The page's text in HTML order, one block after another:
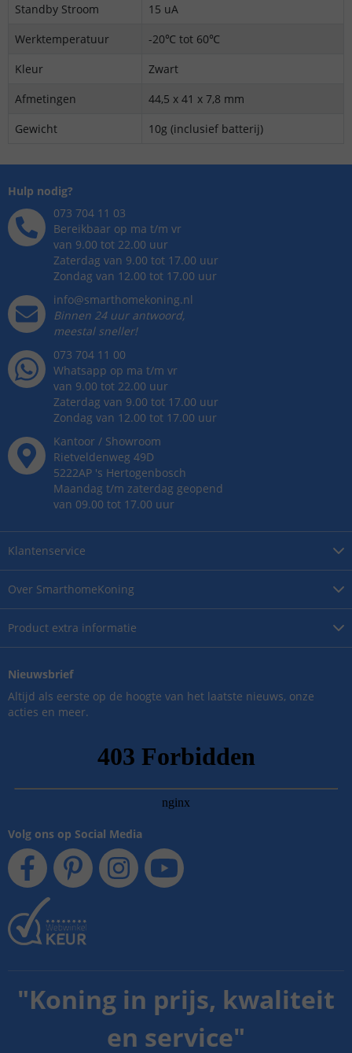
Standby Stroom
15 uA
Werktemperatuur
-20℃ tot 60℃
Kleur
Zwart
Afmetingen
44,5 x 41 x 7,8 mm
Gewicht
10g (inclusief batterij)
Over SmarthomeKoning
Product extra informatie
Klantenservice
Hulp nodig?
073 704 11 03
Bereikbaar op ma t/m vr
van 9.00 tot 22.00 uur
Zaterdag van 9.00 tot 17.00 uur
Zondag van 12.00 tot 17.00 uur
info@smarthomekoning.nl
Binnen 24 uur antwoord,
meestal sneller!
073 704 11 00
Whatsapp op ma t/m vr
van 9.00 tot 22.00 uur
Zaterdag van 9.00 tot 17.00 uur
Zondag van 12.00 tot 17.00 uur
Kantoor / Showroom
Rietveldenweg 49D
5222AP 's Hertogenbosch
Maandag t/m zaterdag geopend
van 09.00 tot 17.00 uur
Nieuwsbrief
Altijd als eerste op de hoogte van het laatste nieuws, onze
acties en meer.
Volg ons op Social Media
"Koning in prijs, kwaliteit
en service"